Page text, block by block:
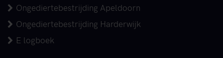
Ongediertebestrijding Apeldoorn
Ongediertebestrijding Harderwijk
E logboek